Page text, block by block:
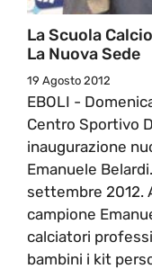
La Scuola
La Nuova Sede
19 Agosto 2012
EBOLI -
Centro Sportivo
inaugurazione
Emanuele
settembre 2012.
campione
calciatori
bambini i kit